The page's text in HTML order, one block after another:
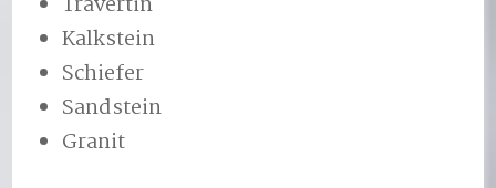
Kalkstein
Schiefer
Sandstein
Granit